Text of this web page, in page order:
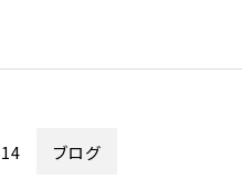
ブログ